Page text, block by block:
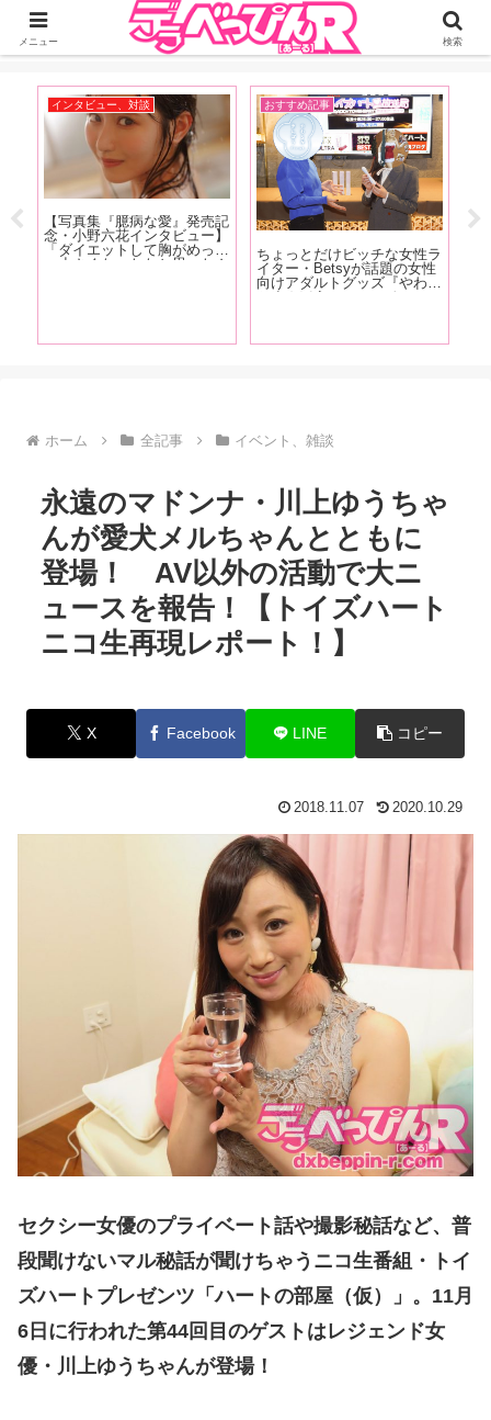
ジーオーティーが運営するちょっとHなニュースサイ。サイト内のリンクには
DMMアフィリエイトが含まれているものがあります
インタビュー、対談
【写真集『臆病な愛』発売記
念・小野六花インタビュー】
「ダイエットして胸がめっち
ゃ小さくなったなと思ったん
おすすめ記事
ちょっとだけビッチな女性ラ
イター・Betsyが話題の女性
向けアダルトグッズ『やわら
かまんぼう ファースト』の
【
ホーム 全記事 イベント、雑談
永遠のマドンナ・川上ゆうちゃ
んが愛犬メルちゃんとともに
登場！ AV以外の活動で大ニ
ュースを報告！【トイズハート
ニコ生再現レポート！】
X Facebook LINE コピー
2018.11.07 2020.10.29
セクシー女優のプライベート話や撮影秘話など、普
段聞けないマル秘話が聞けちゃうニコ生番組・トイ
ズハートプレゼンツ「ハートの部屋（仮）」。11月
6日に行われた第44回目のゲストはレジェンド女
優・川上ゆうちゃんが登場！
メニュー 検索